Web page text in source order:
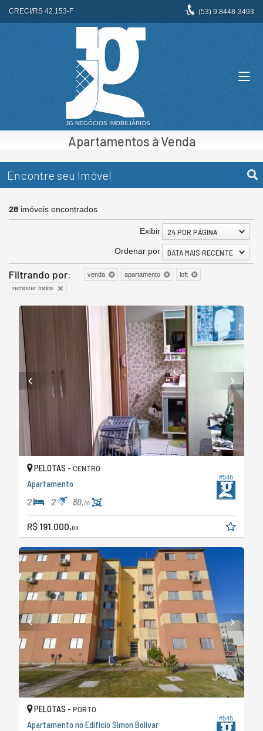
CRECI/RS 42.153-F (53) 9.8448-3493
Apartamentos à Venda
Encontre seu Imóvel
28 imóveis encontrados
Exibir 24 POR PÁGINA
Ordenar por DATA MAIS RECENTE
Filtrando por: venda apartamento
loft
remover todos
#546
PELOTAS - CENTRO
Apartamento
2 2 80,00
R$ 191.000,00
#545
PELOTAS - PORTO
Apartamento no Edifício Simon Bolivar